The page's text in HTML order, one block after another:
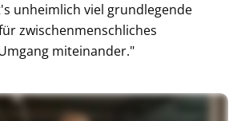
unheimlich viel grundlegende
zwischenmenschliches
miteinander."